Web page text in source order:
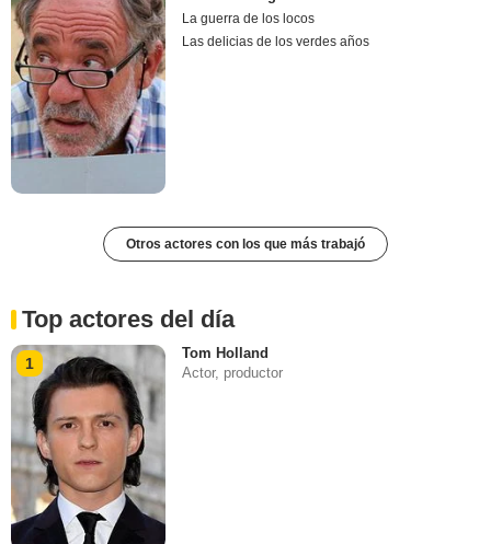
La guerra de los locos
Las delicias de los verdes años
Otros actores con los que más trabajó
Top actores del día
1
Tom Holland
Actor, productor